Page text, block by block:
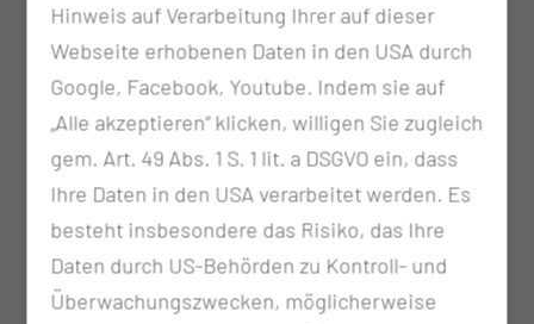
Instabilitäten (Spondylolisthesis)
Bandscheiben-Prothesen
Eingriffe bei entzündlichen Veränderungen im
Bereich des Spinalkanals, z.B. epiduraler
Abszess, Empyem, transorale Dens-axis-
Resektion bei PCP einschließlich cranio-
cervicaler Stabilisierungsoperation
Eingriffe bei spinalen Traumata mit
Beteiligung nervaler Strukturen, alle
Hinweis auf Verarbeitung Ihrer auf dieser
Webseite erhobenen Daten in den USA durch
Google, Facebook, Youtube. Indem sie auf
„Alle akzeptieren“ klicken, willigen Sie zugleich
gem. Art. 49 Abs. 1 S. 1 lit. a DSGVO ein, dass
Ihre Daten in den USA verarbeitet werden. Es
besteht insbesondere das Risiko, das Ihre
Daten durch US-Behörden zu Kontroll- und
Überwachungszwecken, möglicherweise